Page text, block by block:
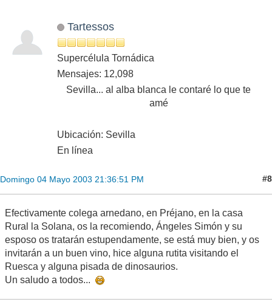
Tartessos
Supercélula Tornádica
Mensajes: 12,098
Sevilla... al alba blanca le contaré lo que te
amé
Ubicación: Sevilla
En línea
Domingo 04 Mayo 2003 21:36:51 PM #8
Efectivamente colega arnedano, en Préjano, en la casa
Rural la Solana, os la recomiendo, Ángeles Simón y su
esposo os tratarán estupendamente, se está muy bien, y os
invitarán a un buen vino, hice alguna rutita visitando el
Ruesca y alguna pisada de dinosaurios.
Un saludo a todos...